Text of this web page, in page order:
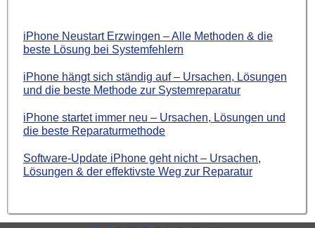
iPhone Neustart Erzwingen – Alle Methoden & die
beste Lösung bei Systemfehlern
iPhone hängt sich ständig auf – Ursachen, Lösungen
und die beste Methode zur Systemreparatur
iPhone startet immer neu – Ursachen, Lösungen und
die beste Reparaturmethode
Software-Update iPhone geht nicht – Ursachen,
Lösungen & der effektivste Weg zur Reparatur